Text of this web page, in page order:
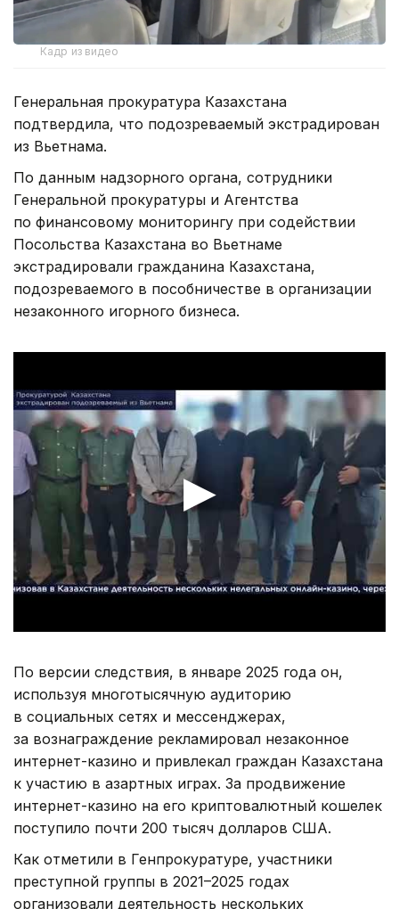
Кадр из видео
Генеральная прокуратура Казахстана
подтвердила, что подозреваемый экстрадирован
из Вьетнама.
По данным надзорного органа, сотрудники
Генеральной прокуратуры и Агентства
по финансовому мониторингу при содействии
Посольства Казахстана во Вьетнаме
экстрадировали гражданина Казахстана,
подозреваемого в пособничестве в организации
незаконного игорного бизнеса.
По версии следствия, в январе 2025 года он,
используя многотысячную аудиторию
в социальных сетях и мессенджерах,
за вознаграждение рекламировал незаконное
интернет-казино и привлекал граждан Казахстана
к участию в азартных играх. За продвижение
интернет-казино на его криптовалютный кошелек
поступило почти 200 тысяч долларов США.
Как отметили в Генпрокуратуре, участники
преступной группы в 2021–2025 годах
организовали деятельность нескольких